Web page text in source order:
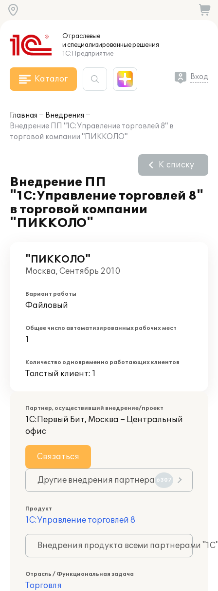
Отраслевые
и специализированныерешения
1С:Предприятие
Каталог Вход
Главная
Внедрения
Внедрение ПП "1С:Управление торговлей 8" в
торговой компании "ПИККОЛО"
Внедрение ПП
"1С:Управление торговлей 8"
в торговой компании
"ПИККОЛО"
К списку
"ПИККОЛО"
Москва, Сентябрь 2010
Вариант работы
Файловый
Общее число автоматизированных рабочих мест
1
Количество одновременно работающих клиентов
Толстый клиент: 1
Партнер, осуществивший внедрение/проект
1С:Первый Бит, Москва – Центральный
офис
Связаться
Другие внедрения партнера 6307
Продукт
1С:Управление торговлей 8
Внедрения продукта всеми партнерами
Отрасль / Функциональная задача
Торговля